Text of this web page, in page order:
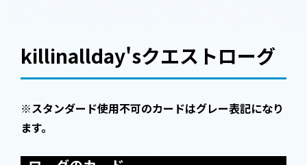
killinallday'sクエストローグ
※スタンダード使用不可のカードはグレー表記になり
ます。